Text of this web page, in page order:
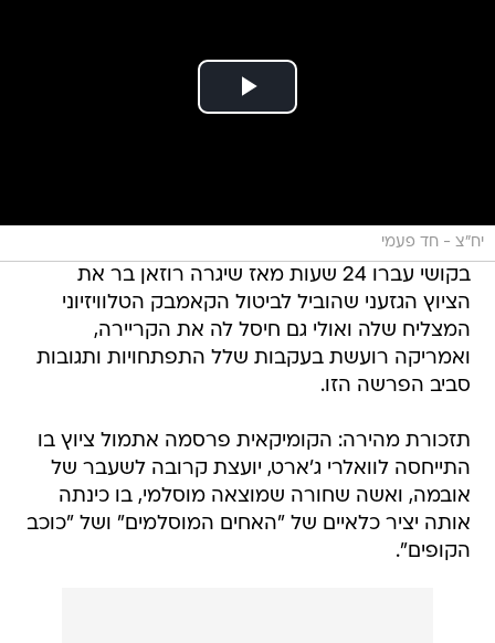
יח"צ - חד פעמי
בקושי עברו 24 שעות מאז שיגרה רוזאן בר את
הציוץ הגזעני שהוביל לביטול הקאמבק הטלוויזיוני
המצליח שלה ואולי גם חיסל לה את הקריירה,
ואמריקה רועשת בעקבות שלל התפתחויות ותגובות
סביב הפרשה הזו.
תזכורת מהירה: הקומיקאית פרסמה אתמול ציוץ בו
התייחסה לוואלרי ג'ארט, יועצת קרובה לשעבר של
אובמה, ואשה שחורה שמוצאה מוסלמי, בו כינתה
אותה יציר כלאיים של "האחים המוסלמים" ושל "כוכב
הקופים".